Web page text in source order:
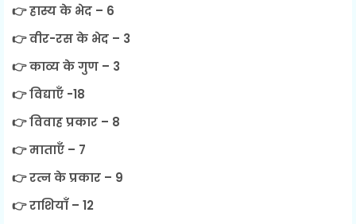
👉 हास्य के भेद – 6
👉 वीर-रस के भेद – 3
👉 काव्य के गुण – 3
👉 विद्याएँ -18
👉 विवाह प्रकार – 8
👉 माताएँ – 7
👉 रत्न के प्रकार – 9
👉 राशियाँ – 12